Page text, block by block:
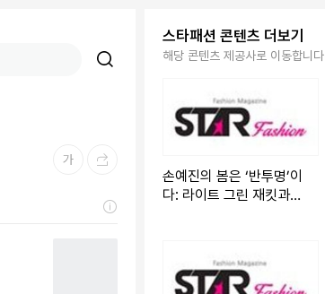
스타패션 콘텐츠 더보기
해당 콘텐츠 제공사로 이동합니
손예진의 봄은 ‘반투명’이
다: 라이트 그린 재킷과